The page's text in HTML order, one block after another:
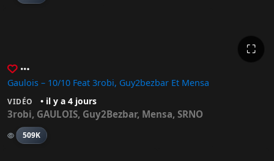
⛶
Gaulois – 10/10 Feat 3robi, Guy2bezbar Et Mensa
VIDÉO • il y a 4 jours
3robi, GAULOIS, Guy2Bezbar, Mensa, SRNO
509K